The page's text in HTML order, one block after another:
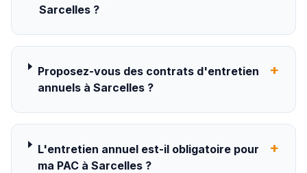
Sarcelles ?
Proposez-vous des contrats d'entretien
annuels à Sarcelles ?
+
L'entretien annuel est-il obligatoire pour
ma PAC à Sarcelles ?
+